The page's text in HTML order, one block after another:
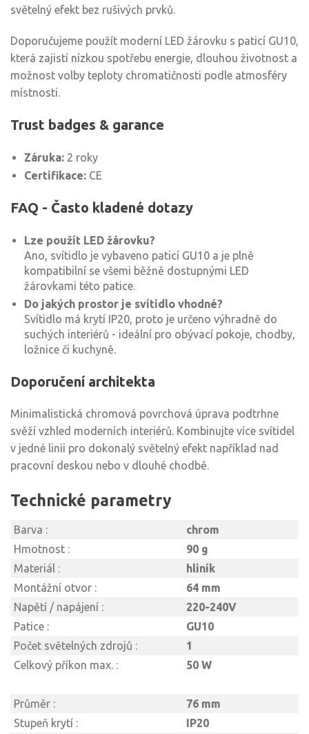
světelný efekt bez rušivých prvků.
Doporučujeme použít moderní LED žárovku s paticí GU10,
která zajistí nízkou spotřebu energie, dlouhou životnost a
možnost volby teploty chromatičnosti podle atmosféry
místnosti.
Trust badges & garance
Záruka: 2 roky
Certifikace: CE
FAQ - Často kladené dotazy
Lze použít LED žárovku?
Ano, svítidlo je vybaveno paticí GU10 a je plně
kompatibilní se všemi běžně dostupnými LED
žárovkami této patice.
Do jakých prostor je svítidlo vhodné?
Svítidlo má krytí IP20, proto je určeno výhradně do
suchých interiérů - ideální pro obývací pokoje, chodby,
ložnice či kuchyně.
Doporučení architekta
Minimalistická chromová povrchová úprava podtrhne
svěží vzhled moderních interiérů. Kombinujte více svítidel
v jedné linii pro dokonalý světelný efekt například nad
pracovní deskou nebo v dlouhé chodbě.
Technické parametry
Barva :
chrom
Hmotnost :
90 g
Materiál :
hliník
Montážní otvor :
64 mm
Napětí / napájení :
220-240V
Patice :
GU10
Počet světelných zdrojů :
1
Celkový příkon max. :
50 W
Průměr :
76 mm
Stupeň krytí :
IP20